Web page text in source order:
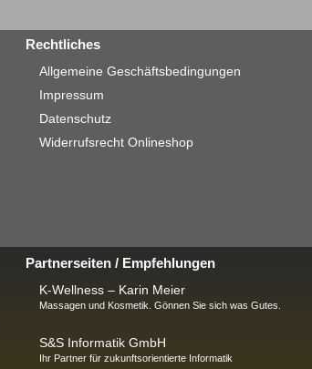
Rechtliches
Allgemeine Geschäftsbedingungen
Impressum
Datenschutz
Widerrufsrecht Onlineshop
Partnerseiten / Empfehlungen
K-Wellness – Karin Meier
Massagen und Kosmetik. Gönnen Sie sich was Gutes.
S&S Informatik GmbH
Ihr Partner für zukunftsorientierte Informatik